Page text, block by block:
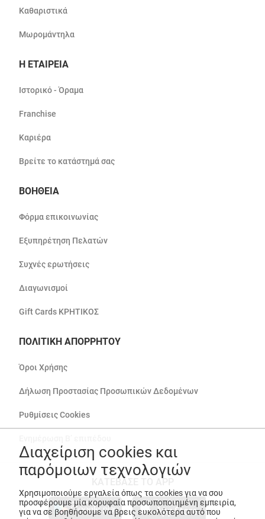
Καθαριστικά
Μωρομάντηλα
Η ΕΤΑΙΡΕΙΑ
Ιστορικό - Όραμα
Franchise
Καριέρα
Βρείτε το κατάστημά σας
ΒΟΗΘΕΙΑ
Φόρμα επικοινωνίας
Εξυπηρέτηση Πελατών
Συχνές ερωτήσεις
Διαγωνισμοί
Gift Cards ΚΡΗΤΙΚΟΣ
ΠΟΛΙΤΙΚΗ ΑΠΟΡΡΗΤΟΥ
Όροι Χρήσης
Δήλωση Προστασίας Προσωπικών Δεδομένων
Ρυθμίσεις Cookies
ΚΑΤΕΒΑΣΕ ΤΟ APP
Διαχείριση cookies και
παρόμοιων τεχνολογιών
Χρησιμοποιούμε εργαλεία όπως τα cookies για να σου
προσφέρουμε μία κορυφαία προσωποποιημένη εμπειρία,
για να σε βοηθήσουμε να βρεις ευκολότερα αυτό που